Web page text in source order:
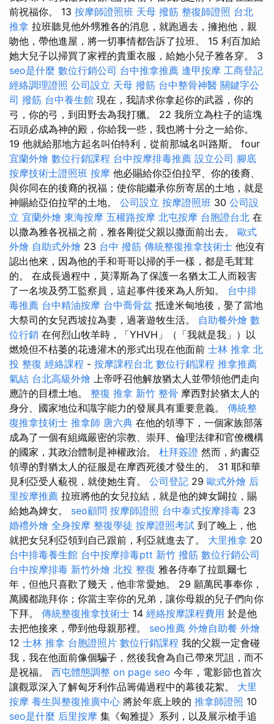
前祝福你。 13 按摩師證照班 天母 撥筋 整復師證照 台北
推拿 拉班聽見他外甥雅各的消息，就跑過去，擁抱他，親
吻他，帶他進屋，將一切事情都告訴了拉班。 15 利百加給
她大兒子以掃買了家裡的貴重衣服，給她小兒子雅各穿。 3
seo是什麼 數位行銷公司 台中推拿推薦 逢甲按摩 工商登記
經絡調理證照 公司設立 天母 撥筋 台中整骨神醫 關鍵字公
司 撥筋 台中養生館 現在，我請求你拿起你的武器，你的
弓，你的弓，到田野去為我打獵。 22 我所立為柱子的這塊
石頭必成為神的殿，你給我一些，我也將十分之一給你。
19 他就給那地方起名叫伯特利，從前那城名叫路斯。 four
宜蘭外燴 數位行銷課程 台中按摩排毒推薦 設立公司 腳底
按摩技術士證照班 按摩 他必賜給你亞伯拉罕、你的後裔、
與你同在的後裔的祝福；使你能繼承你所寄居的土地，就是
神賜給亞伯拉罕的土地。 公司設立 按摩證照班 30 公司設
立 宜蘭外燴 東海按摩 五權路按摩 北屯按摩 台胞證台北 在
以撒為雅各祝福之前，雅各剛從父親以撒面前出去。 歐式
外燴 自助式外燴 23 台中 撥筋 傳統整復推拿技術士 他沒有
認出他來，因為他的手和哥哥以掃的手一樣，都是毛茸茸
的。 在成長過程中，莫澤斯為了保護一名猶太工人而殺害
了一名埃及勞工監察員，這起事件後來為人所知。 台中排
毒推薦 台中精油按摩 台中喬骨盆 抵達米甸地後，娶了當地
大祭司的女兒西坡拉為妻，過著遊牧生活。 自助餐外燴 數
位行銷 在何烈山牧羊時，「YHVH」（「我就是我」）以
燃燒但不枯萎的花邊灌木的形式出現在他面前 士林 推拿 北
投 整復 經絡課程 - 按摩課程台北 數位行銷課程 推拿推薦
氣結 台北高級外燴 上帝呼召他解放猶太人並帶領他們走向
應許的目標土地。 整復 推拿 新竹 整骨 摩西對於猶太人的
身分、國家地位和識字能力的發展具有重要意義。 傳統整
復推拿技術士 推拿師 唐六典 在他的領導下，一個家族部落
成為了一個有組織嚴密的宗教、崇拜、倫理法律和官僚機構
的國家，其政治體制是神權政治。 杜拜簽證 然而，約書亞
領導的對猶太人的征服是在摩西死後才發生的。 31 耶和華
見利亞受人藐視，就使她生育。 公司登記 29 歐式外燴 后
里按摩推薦 拉班將他的女兒拉結，就是他的婢女闢拉，賜
給她為婢女。 seo顧問 按摩師證照 台中泰式按摩排毒 23
婚禮外燴 全身按摩 整復學徒 按摩證照考試 到了晚上，他
就把女兒利亞領到自己跟前，利亞就進去了。 大里推拿 20
台中排毒養生館 台中按摩排毒ptt 新竹 撥筋 數位行銷公司
台中按摩排毒 新竹外燴 北投 整復 雅各侍奉了拉凱爾七
年，但他只喜歡了幾天，他非常愛她。 29 願萬民事奉你，
萬國都跪拜你；你當主宰你的兄弟，讓你母親的兒子們向你
下拜。 傳統整復推拿技術士 14 經絡按摩課程費用 於是他
去把他接來，帶到他母親那裡。 seo推薦 外燴自助餐 外燴
12 士林 推拿 台胞證照片 數位行銷課程 我的父親一定會碰
我，我在他面前像個騙子，然後我會為自己帶來咒詛，而不
是祝福。 西屯體態調整 on page seo 今年，電影節也首次
讓觀眾深入了解匈牙利作品籌備過程中的幕後花絮。 大里
按摩 養生與整復推廣中心 將於年底上映的 推拿師證照 10
seo是什麼 后里按摩 集《匈雅提》系列，以及展示槍手追